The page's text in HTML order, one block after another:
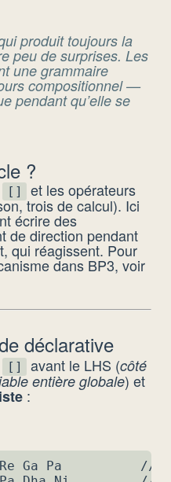
produit toujours la
peu de surprises. Les
une grammaire
compositionnel —
pendant qu’elle se
?
[] et les opérateurs
trois de calcul). Ici
écrire des
de direction pendant
qui réagissent. Pour
dans BP3, voir
déclarative
[] avant le LHS (côté
entière globale) et
:
Re Ga Pa          //